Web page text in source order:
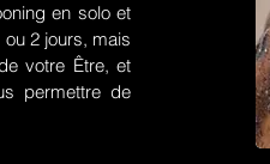
en solo et
2 jours, mais
votre Être, et
permettre de